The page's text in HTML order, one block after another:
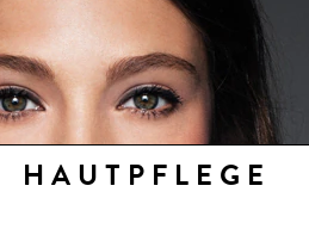
HAUTPFLEGE